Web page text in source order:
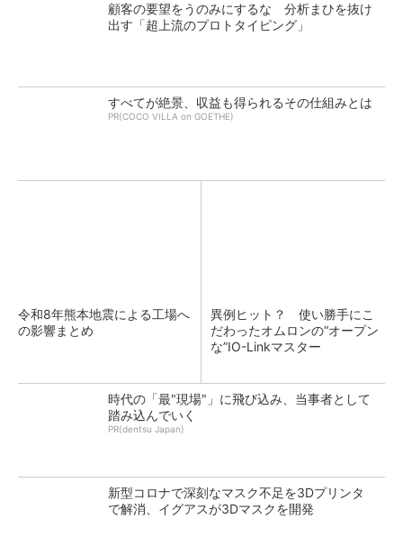
顧客の要望をうのみにするな 分析まひを抜け
出す「超上流のプロトタイピング」
すべてが絶景、収益も得られるその仕組みとは
PR(COCO VILLA on GOETHE)
令和8年熊本地震による工場へ
の影響まとめ
異例ヒット？ 使い勝手にこ
だわったオムロンの“オープン
な”IO-Linkマスター
時代の「最"現場"」に飛び込み、当事者として
踏み込んでいく
PR(dentsu Japan)
新型コロナで深刻なマスク不足を3Dプリンタ
で解消、イグアスが3Dマスクを開発